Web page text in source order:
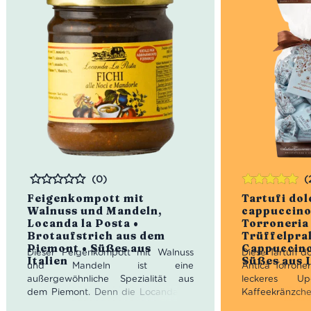
Feigenkompott mit
Walnuss und Mandeln,
Locanda la Posta •
Brotaufstrich aus dem
Piemont • Süßes aus
Italien
Bewertet
(0)
Dieser Feigenkompott mit Walnuss
und Mandeln ist eine
außergewöhnliche Spezialität aus
dem Piemont. Denn die Locanda La
Tartufi
Torroneria
Süßes aus
Diese Tartufi
Antica
leckeres
Bewertet
mit5.00von
5